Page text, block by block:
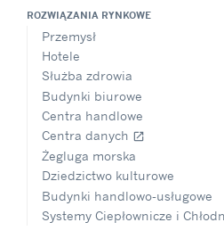
ROZWIĄZANIA RYNKOWE
Przemysł
Hotele
Służba zdrowia
Budynki biurowe
Centra handlowe
Centra danych open_in_new
Żegluga morska
Dziedzictwo kulturowe
Budynki handlowo-usługowe
Systemy Ciepłownicze i